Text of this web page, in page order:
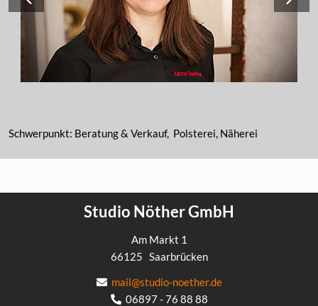
Schwerpunkt: Beratung & Verkauf, Polsterei, Näherei
Studio Nöther GmbH
Am Markt 1
66125 Saarbrücken
mail@studio-noether.de
06897 - 76 88 88